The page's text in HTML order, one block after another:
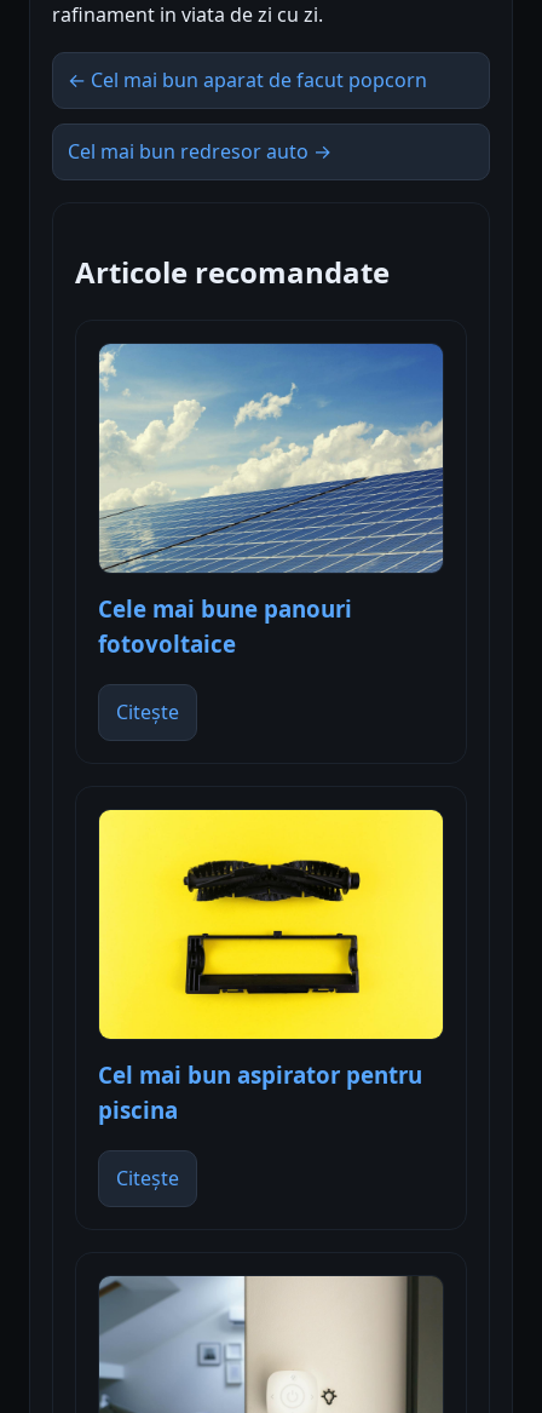
rafinament in viata de zi cu zi.
← Cel mai bun aparat de facut popcorn
Cel mai bun redresor auto →
Articole recomandate
Cele mai bune panouri
fotovoltaice
Citește
Cel mai bun aspirator pentru
piscina
Citește